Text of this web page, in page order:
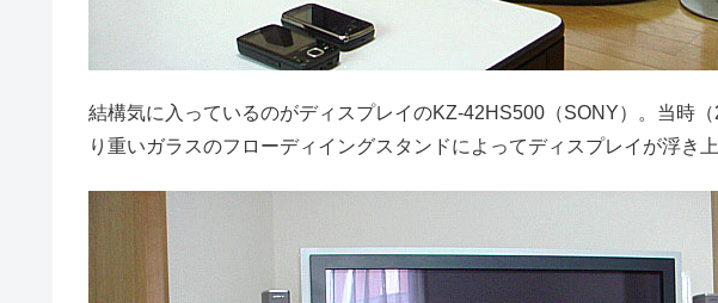
結構気に入っているのがディスプレイのKZ-42HS500（SONY）。当時
り重いガラスのフローディイングスタンドによってディスプレイが浮き